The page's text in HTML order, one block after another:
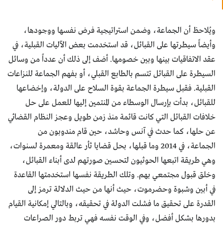
ويُلاحظ أن الجماعة، وضمن استراتيجية فرض نفسها ووجودها،
وأيضاً سيطرتها على القبائل، قد استخدمت بعض الآليات القبلية، في
عقد الاتفاقيات بينها وبين خصومها. أضف إلى ذلك أن عدداً من وسائل
السيطرة على القبائل تتسم بالطابع القبلي، أو بفهم الجماعة للنزاعات
القبلية. فقبل سيطرة الجماعة بقوة السلاح على الدولة، وإخضاعها
للقبائل، بدأت بإرسال الوسطاء من المنتمين إليها للعمل على حل
خلافات القبائل التي كانت قائمة منذ زمن طويل وعجز النظام القضائي
عن حلها، كما حدث في آنس وحاشد، حين قام مندوبون من
الجماعة، في 2014 وما قبلها، بحل قضايا ثأر عالقة ومعمرة لسنوات،
وهي طريقة اتبعها الحوثيون لتحسين صورتهم لدى أبناء القبائل،
وخلق قبول مجتمعي بهم. وتلك الطريقة نفسها استخدمتها القاعدة
في أبين وشبوة وحضرموت، حيث أنها من حيث الدلالة ترمز إلى
القدرة على تحقيق ما فشلت الدولة في تحقيقه، وبالتالي إمكانية القيام
بدورها بشكل أفضل، وفي الوقت نفسه فهي تربط دور الصراعات